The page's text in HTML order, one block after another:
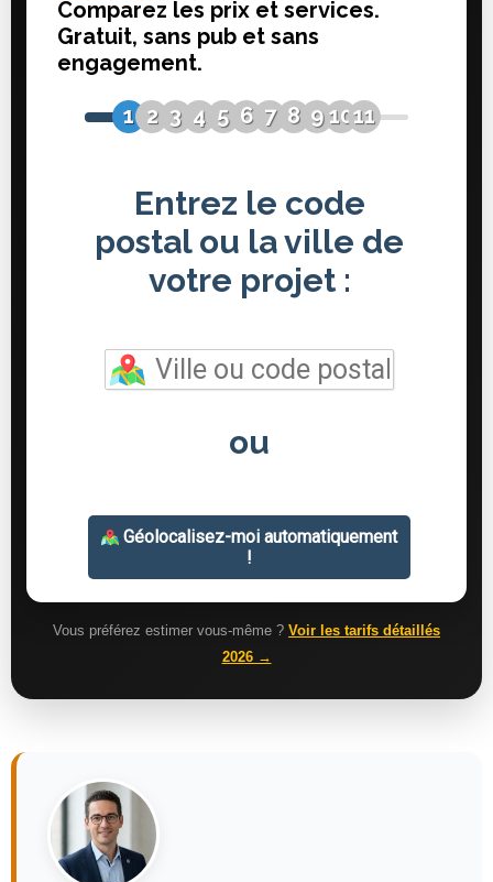
Vous préférez estimer vous-même ? Voir les tarifs détaillés
2026 →